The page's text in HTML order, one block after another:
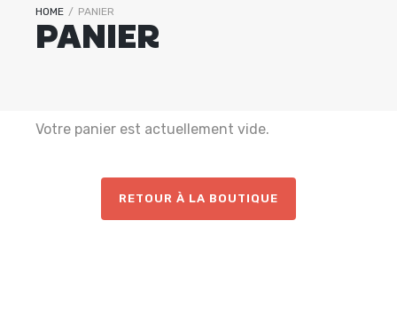
HOME / PANIER
PANIER
Votre panier est actuellement vide.
RETOUR À LA BOUTIQUE